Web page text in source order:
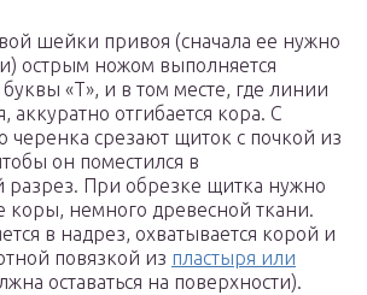
шейки привоя (сначала ее нужно
острым ножом выполняется
«Т», и в том месте, где линии
аккуратно отгибается кора. С
черенка срезают щиток с почкой из
он поместился в
разрез. При обрезке щитка нужно
коры, немного древесной ткани.
в надрез, охватывается корой и
повязкой из пластыря или
оставаться на поверхности).